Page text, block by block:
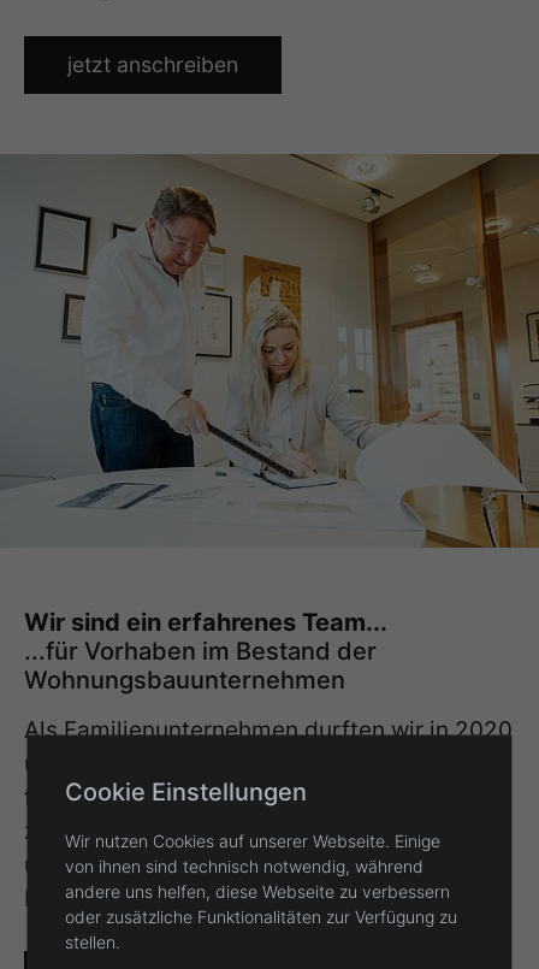
jetzt anschreiben
Wir sind ein erfahrenes Team...
...für Vorhaben im Bestand der
Wohnungsbauunternehmen
Als Familienunternehmen durften wir in 2020
unser Jubiläum unter Corona-Bedingungen
feiern. Wir blicken auf 35 Jahre Bestehen
zurück. In diesen Jahren haben vielzählige
und vielfältige Projekte unseren
Erfahrungsschatz bereichert.
Cookie Einstellungen
Wir nutzen Cookies auf unserer Webseite. Einige
von ihnen sind technisch notwendig, während
andere uns helfen, diese Webseite zu verbessern
oder zusätzliche Funktionalitäten zur Verfügung zu
stellen.